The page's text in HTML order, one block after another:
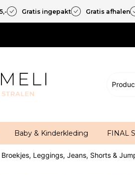
Gratis ingepakt Gratis afhalen
Baby & Kinderkleding FINAL
Broekjes, Leggings, Jeans, Shorts &